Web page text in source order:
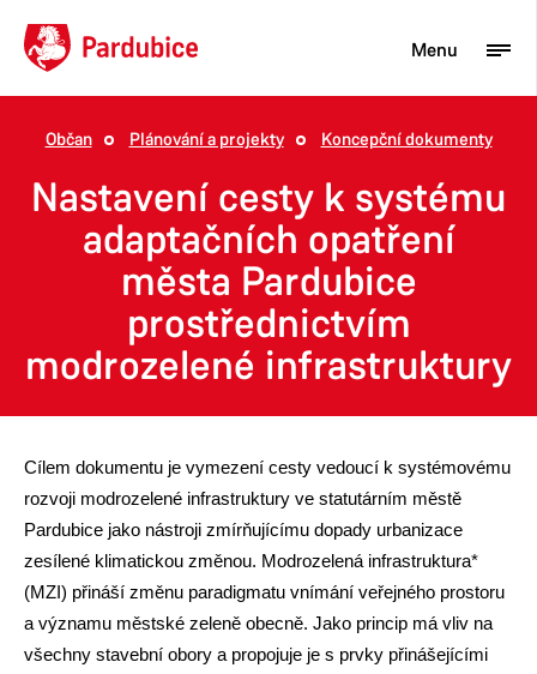
Aktuality
Občan
Podnikatel
Město
Občan Plánování a projekty Koncepční dokumenty
Nastavení cesty k systému
adaptačních opatření
města Pardubice
prostřednictvím
modrozelené infrastruktury
Cílem dokumentu je vymezení cesty vedoucí k systémovému
rozvoji modrozelené infrastruktury ve statutárním městě
Pardubice jako nástroji zmírňujícímu dopady urbanizace
zesílené klimatickou změnou. Modrozelená infrastruktura*
(MZI) přináší změnu paradigmatu vnímání veřejného prostoru
a významu městské zeleně obecně. Jako princip má vliv na
všechny stavební obory a propojuje je s prvky přinášejícími
Menu